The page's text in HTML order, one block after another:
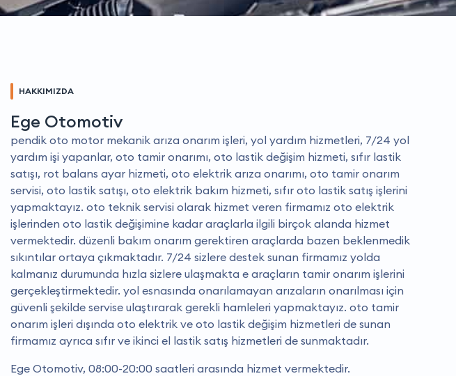
HAKKIMIZDA
Ege Otomotiv
pendik oto motor mekanik arıza onarım işleri, yol yardım hizmetleri, 7/24 yol
yardım işi yapanlar, oto tamir onarımı, oto lastik değişim hizmeti, sıfır lastik
satışı, rot balans ayar hizmeti, oto elektrik arıza onarımı, oto tamir onarım
servisi, oto lastik satışı, oto elektrik bakım hizmeti, sıfır oto lastik satış işlerini
yapmaktayız. oto teknik servisi olarak hizmet veren firmamız oto elektrik
işlerinden oto lastik değişimine kadar araçlarla ilgili birçok alanda hizmet
vermektedir. düzenli bakım onarım gerektiren araçlarda bazen beklenmedik
sıkıntılar ortaya çıkmaktadır. 7/24 sizlere destek sunan firmamız yolda
kalmanız durumunda hızla sizlere ulaşmakta e araçların tamir onarım işlerini
gerçekleştirmektedir. yol esnasında onarılamayan arızaların onarılması için
güvenli şekilde servise ulaştırarak gerekli hamleleri yapmaktayız. oto tamir
onarım işleri dışında oto elektrik ve oto lastik değişim hizmetleri de sunan
firmamız ayrıca sıfır ve ikinci el lastik satış hizmetleri de sunmaktadır.
Ege Otomotiv, 08:00-20:00 saatleri arasında hizmet vermektedir.